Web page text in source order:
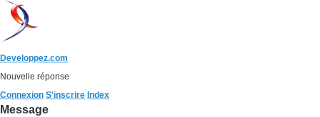
Developpez.com
Nouvelle réponse
Connexion S'inscrire Index
Message